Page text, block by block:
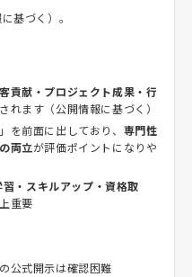
基づく）。
貢献・プロジェクト成果・行
れます（公開情報に基づく）
を前面に出しており、 専門性
両立が評価ポイントになりや
習・スキルアップ・資格取
重要
公式開示は確認困難